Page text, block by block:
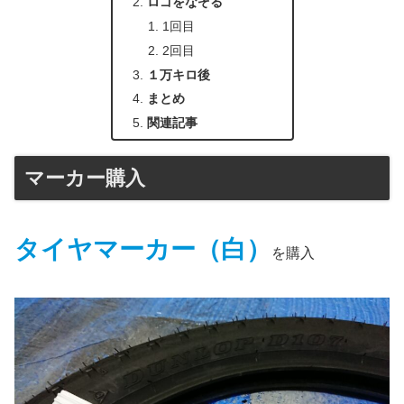
1回目
2回目
１万キロ後
まとめ
関連記事
マーカー購入
タイヤマーカー（白） を購入